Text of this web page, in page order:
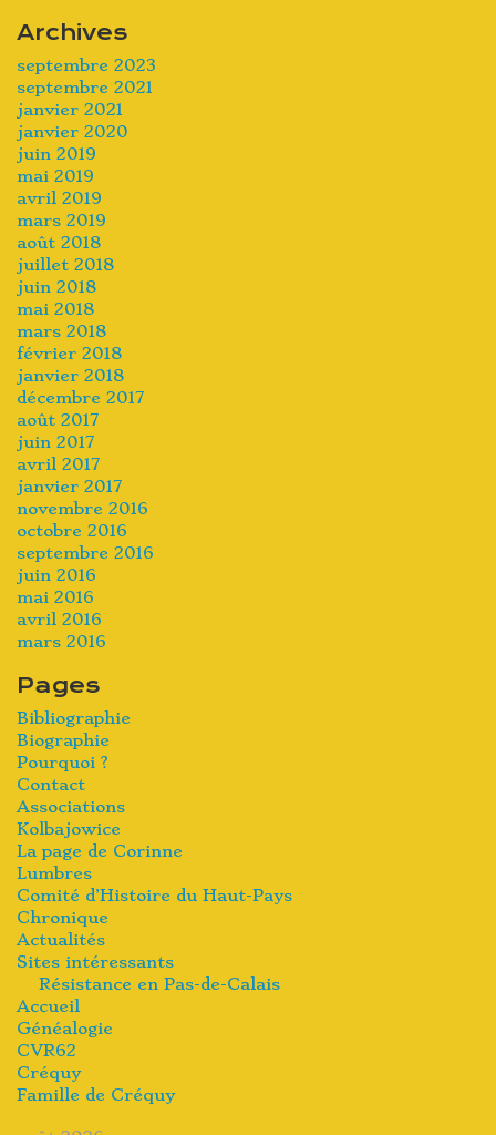
Archives
septembre 2023
septembre 2021
janvier 2021
janvier 2020
juin 2019
mai 2019
avril 2019
mars 2019
août 2018
juillet 2018
juin 2018
mai 2018
mars 2018
février 2018
janvier 2018
décembre 2017
août 2017
juin 2017
avril 2017
janvier 2017
novembre 2016
octobre 2016
septembre 2016
juin 2016
mai 2016
avril 2016
mars 2016
Pages
Bibliographie
Biographie
Pourquoi ?
Contact
Associations
Kolbajowice
La page de Corinne
Lumbres
Comité d’Histoire du Haut-Pays
Chronique
Actualités
Sites intéressants
Résistance en Pas-de-Calais
Accueil
Généalogie
CVR62
Créquy
Famille de Créquy